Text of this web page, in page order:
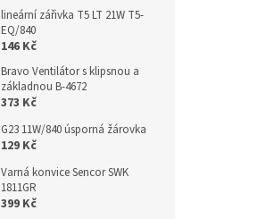
lineární zářivka T5 LT 21W T5-
EQ/840
146 Kč
Bravo Ventilátor s klipsnou a
základnou B-4672
373 Kč
G23 11W/840 úsporná žárovka
129 Kč
Varná konvice Sencor SWK
1811GR
399 Kč